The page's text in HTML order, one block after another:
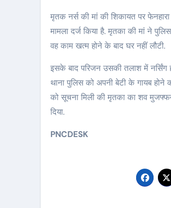
मृतक नर्स की मां की शिकायत पर
मामला दर्ज किया है. मृतका की मां ने
वह काम खत्म होने के बाद घर नहीं लौटी.
इसके बाद परिजन उसकी तलाश में नर्सिंग
थाना पुलिस को अपनी बेटी के गायब
को सूचना मिली की मृतका का शव
दिया.
PNCDESK